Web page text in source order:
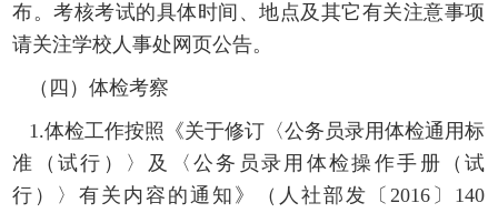
布。考核考试的具体时间、地点及其它有关注意事项
请关注学校人事处网页公告。
（四）体检考察
1.体检工作按照《关于修订〈公务员录用体检通用标
准（试行）〉及〈公务员录用体检操作手册（试
行）〉有关内容的通知》（人社部发〔2016〕140